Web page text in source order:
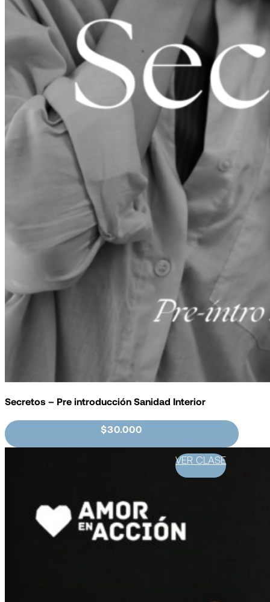
Secretos – Pre introducción Sanidad Interior
$30.000
VER CLASE